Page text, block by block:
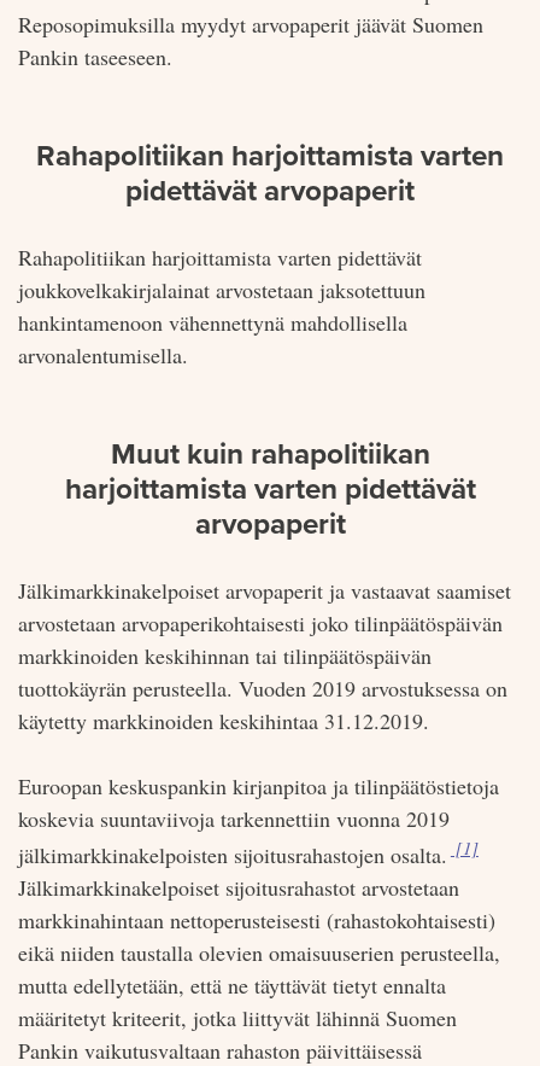
Repo­sopimuksilla myydyt arvopaperit jäävät Suomen
Pankin taseeseen.
Rahapolitiikan harjoittamista varten
pidettävät arvopaperit
Rahapolitiikan harjoittamista varten pidettävät
joukkovelkakirjalainat arvostetaan jaksotettuun
hankintamenoon vähennettynä mahdollisella
arvonalentumisella.
Muut kuin rahapolitiikan
harjoittamista varten pidettävät
arvopaperit
Jälkimarkkinakelpoiset arvopaperit ja vastaavat saamiset
arvostetaan arvopaperikohtaisesti joko tilinpäätöspäivän
markkinoiden keskihinnan tai tilinpäätöspäivän
tuottokäyrän perusteella. Vuoden 2019 arvostuksessa on
käytetty markkinoiden keskihintaa 31.12.2019.
Euroopan keskuspankin kirjanpitoa ja tilinpäätöstietoja
koskevia suuntaviivoja tarkennettiin vuonna 2019
jälkimarkkinakelpoisten sijoitusrahastojen osalta. Viite:
[1]
Jälkimarkkinakelpoiset sijoitusrahastot arvostetaan
markkinahintaan nettoperusteisesti (rahastokohtaisesti)
eikä niiden taustalla olevien omaisuuserien perusteella,
mutta edellytetään, että ne täyttävät tietyt ennalta
määritetyt kriteerit, jotka liittyvät lähinnä Suomen
Pankin vaikutusvaltaan rahaston päivittäisessä